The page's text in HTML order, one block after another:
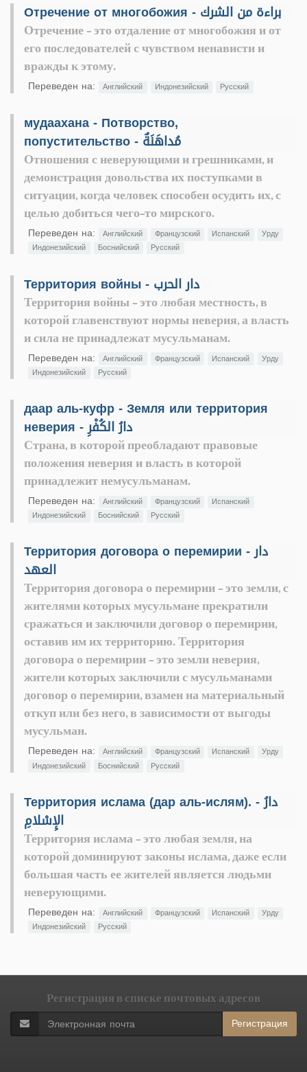
Отречение от многобожия - براءة من الشرك
Отречение - это отдаление от многобожия и от
его последователей с чувством ненависти и
вражды к этому.
Переведен на: Английский Индонезийский Русский
мудаахана - Потворство,
попустительство - مُداهَنَةٌ
Отношения с неверующими и грешниками, и
демонстрация довольства их поступками в
ситуации, когда человек способен осудить их, с
целью добиться чего-то мирского.
Переведен на: Английский Французский Испанский
Урду
Индонезийский
Боснийский Русский
Территория войны - دار الحرب
Территория войны - это любая местность, в
которой главенствуют нормы неверия, а власть
и сила не принадлежат мусульманам.
Переведен на: Английский Французский Испанский
Урду
Индонезийский
Русский
даар аль-куфр - Земля или территория
неверия - دارُ الكُفْرِ
Страна, в которой преобладают правовые
положения неверия и власть в которой
принадлежит немусульманам.
Переведен на: Английский Французский
Испанский
Индонезийский
Боснийский Русский
Территория договора о перемирии - دار
العهد
Территория договора о перемирии - это земли, с
жителями которых мусульмане прекратили
сражаться и заключили договор о перемирии,
оставив им их территорию. Территория
договора о перемирии - это земли неверия,
жители которых заключили с мусульманами
договор о перемирии, взамен на материальный
откуп или без него, в зависимости от выгоды
мусульман.
Переведен на: Английский Французский Испанский
Урду
Индонезийский
Боснийский Русский
Территория ислама (дар аль-ислям). - دارُ
الإِسْلامِ
Территория ислама - это любая земля, на
которой доминируют законы ислама, даже если
большая часть ее жителей является людьми
неверующими.
Переведен на: Английский Французский Испанский
Урду
Индонезийский
Русский
Регистрация в списке почтовых адресов
Регистрация